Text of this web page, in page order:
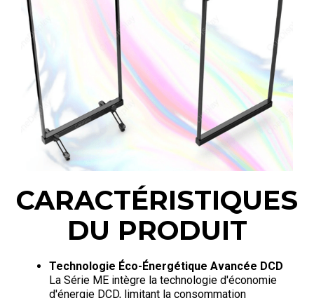
CARACTÉRISTIQUES
DU PRODUIT
Technologie Éco-Énergétique Avancée DCD
La Série ME intègre la technologie d'économie
d'énergie DCD, limitant la consommation